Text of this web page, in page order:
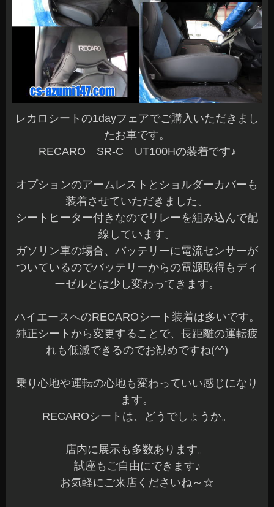
レカロシートの1dayフェアでご購入いただきまし
たお車です。
RECARO SR-C UT100Hの装着です♪
オプションのアームレストとショルダーカバーも
装着させていただきました。
シートヒーター付きなのでリレーを組み込んで配
線しています。
ガソリン車の場合、バッテリーに電流センサーが
ついているのでバッテリーからの電源取得もディ
ーゼルとは少し変わってきます。
ハイエースへのRECAROシート装着は多いです。
純正シートから変更することで、長距離の運転疲
れも低減できるのでお勧めですね(^^)
乗り心地や運転の心地も変わっていい感じになり
ます。
RECAROシートは、どうでしょうか。
店内に展示も多数あります。
試座もご自由にできます♪
お気軽にご来店くださいね～☆